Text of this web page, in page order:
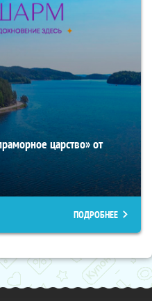
царство» от
ПОДРОБНЕЕ